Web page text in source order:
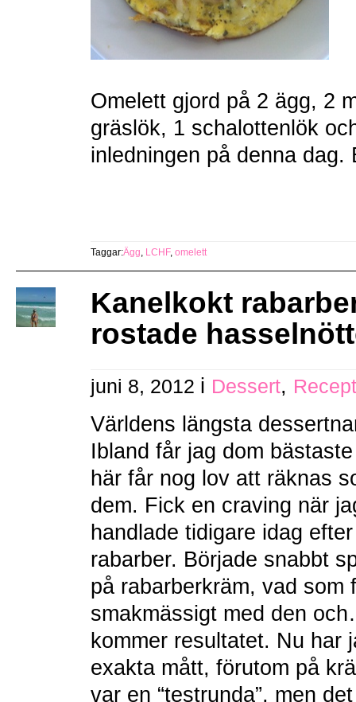
Omelett gjord på 2 ägg, 2
gräslök, 1 schalottenlök
inledningen på denna dag.
Taggar:Ägg, LCHF, omelett
Kanelkokt
rostade
juni 8, 2012 i Dessert, Recept
Världens längsta
Ibland får jag dom
här får nog lov att räknas
dem. Fick en craving när
handlade tidigare idag
rabarber. Började snabbt
på rabarberkräm, vad som
smakmässigt med den
kommer resultatet. Nu har
exakta mått, förutom på
var en “testrunda”, men